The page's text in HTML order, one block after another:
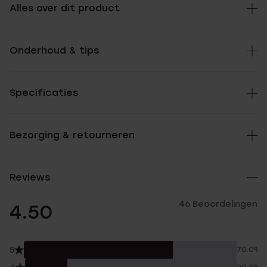
Alles over dit product
Onderhoud & tips
Specificaties
Bezorging & retourneren
Reviews
4.50 46 Beoordelingen
5 70.0%